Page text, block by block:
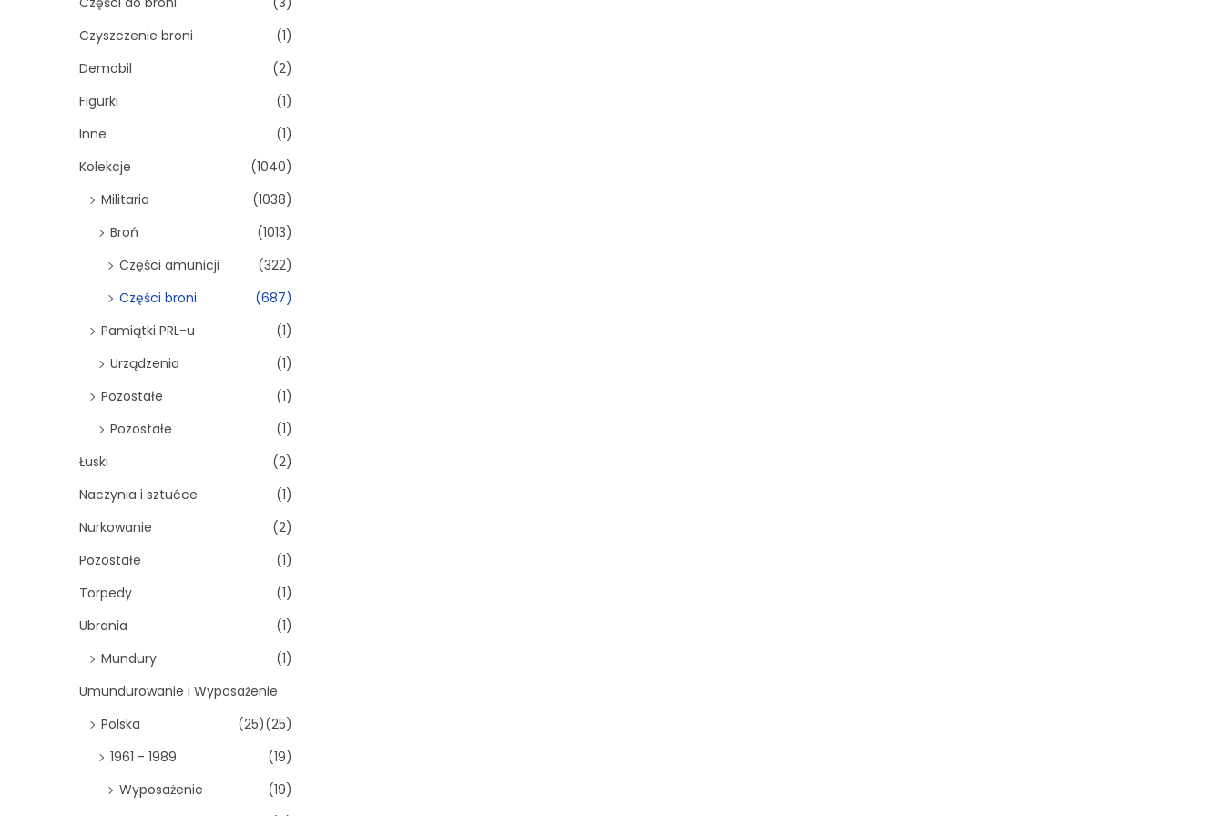
Czyszczenie broni
(1)
Demobil
(2)
Figurki
(1)
Inne
(1)
Kolekcje
(1040)
Militaria
(1038)
Broń
(1013)
Części amunicji
(322)
Części broni
(687)
Pamiątki PRL-u
(1)
Urządzenia
(1)
Pozostałe
(1)
Pozostałe
(1)
Łuski
(2)
Naczynia i sztućce
(1)
Nurkowanie
(2)
Pozostałe
(1)
Torpedy
(1)
Ubrania
(1)
Mundury
(1)
Umundurowanie i Wyposażenie
(25)
Polska
(25)
1961 - 1989
(19)
Wyposażenie
(19)